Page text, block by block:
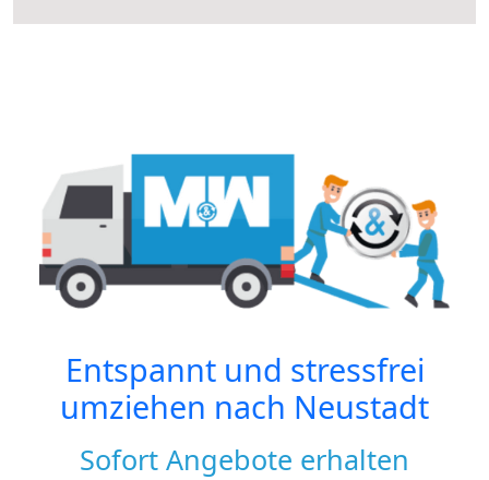
Entspannt und stressfrei
umziehen nach Neustadt
Sofort Angebote erhalten